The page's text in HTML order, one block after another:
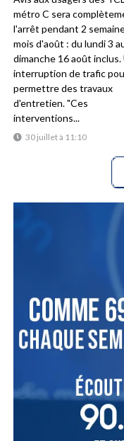
30 juillet à 11:10
métro C sera
l'arrêt pendant 2
mois d'août : du lundi 3
dimanche 16 août inclus.
interruption de trafic
permettre des travaux
d'entretien. "Ces
interventions...